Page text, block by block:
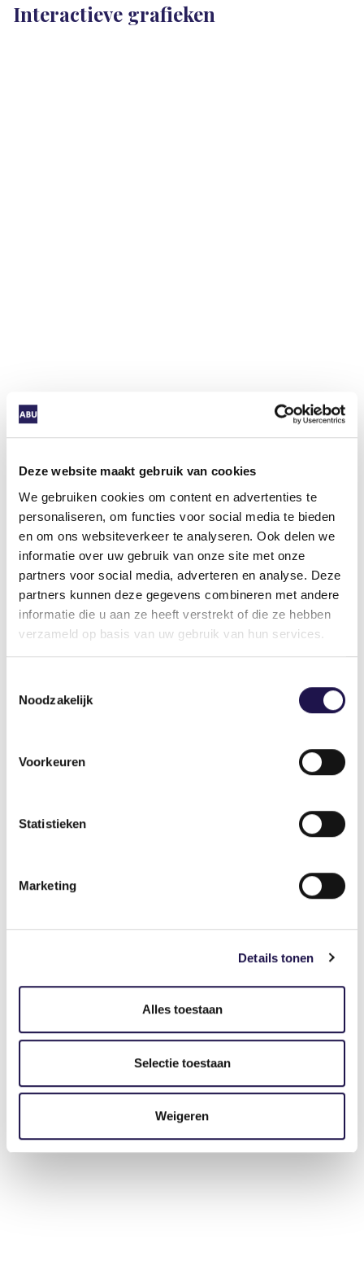
Deze website maakt gebruik van cookies
We gebruiken cookies om content en advertenties te
personaliseren, om functies voor social media te bieden
en om ons websiteverkeer te analyseren. Ook delen we
informatie over uw gebruik van onze site met onze
partners voor social media, adverteren en analyse. Deze
partners kunnen deze gegevens combineren met andere
informatie die u aan ze heeft verstrekt of die ze hebben
verzameld op basis van uw gebruik van hun services.
Noodzakelijk
Voorkeuren
Statistieken
Marketing
Details tonen
Alles toestaan
Selectie toestaan
Weigeren
Interactieve grafieken